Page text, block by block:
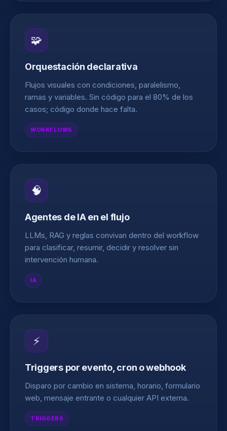
🧩
Orquestación declarativa
Flujos visuales con condiciones, paralelismo,
ramas y variables. Sin código para el 80% de los
casos; código donde hace falta.
WORKFLOWS
🧠
Agentes de IA en el flujo
LLMs, RAG y reglas convivan dentro del workflow
para clasificar, resumir, decidir y resolver sin
intervención humana.
IA
⚡
Triggers por evento, cron o webhook
Disparo por cambio en sistema, horario, formulario
web, mensaje entrante o cualquier API externa.
TRIGGERS